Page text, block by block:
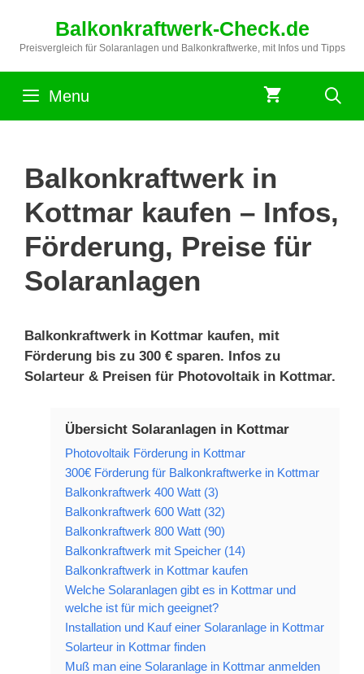
springen
Balkonkraftwerk-Check.de
Preisvergleich für Solaranlagen und Balkonkraftwerke, mit Infos und Tipps
Menu
Balkonkraftwerk in
Kottmar kaufen – Infos,
Förderung, Preise für
Solaranlagen
Balkonkraftwerk in Kottmar kaufen, mit
Förderung bis zu 300 € sparen. Infos zu
Solarteur & Preisen für Photovoltaik in Kottmar.
Übersicht Solaranlagen in Kottmar
Photovoltaik Förderung in Kottmar
300€ Förderung für Balkonkraftwerke in Kottmar
Balkonkraftwerk 400 Watt (3)
Balkonkraftwerk 600 Watt (32)
Balkonkraftwerk 800 Watt (90)
Balkonkraftwerk mit Speicher (14)
Balkonkraftwerk in Kottmar kaufen
Welche Solaranlagen gibt es in Kottmar und
welche ist für mich geeignet?
Installation und Kauf einer Solaranlage in Kottmar
Solarteur in Kottmar finden
Muß man eine Solaranlage in Kottmar anmelden